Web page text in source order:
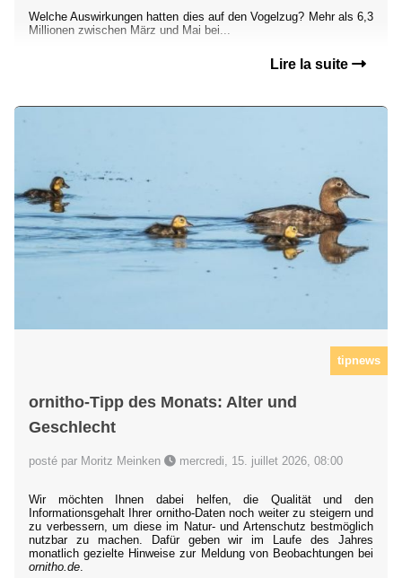
Welche Auswirkungen hatten dies auf den Vogelzug? Mehr als 6,3
Millionen zwischen März und Mai bei...
Lire la suite
tipnews
ornitho-Tipp des Monats: Alter und
Geschlecht
posté par Moritz Meinken mercredi, 15. juillet 2026, 08:00
Wir möchten Ihnen dabei helfen, die Qualität und den
Informationsgehalt Ihrer ornitho-Daten noch weiter zu steigern und
zu verbessern, um diese im Natur- und Artenschutz bestmöglich
nutzbar zu machen. Dafür geben wir im Laufe des Jahres
monatlich gezielte Hinweise zur Meldung von Beobachtungen bei
ornitho.de.